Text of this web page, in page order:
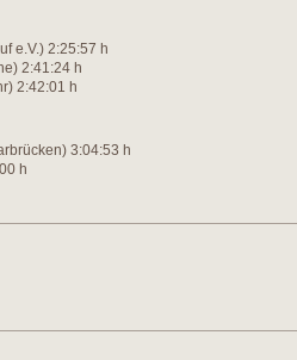
e.V.) 2:25:57 h
2:41:24 h
2:42:01 h
3:04:53 h
h